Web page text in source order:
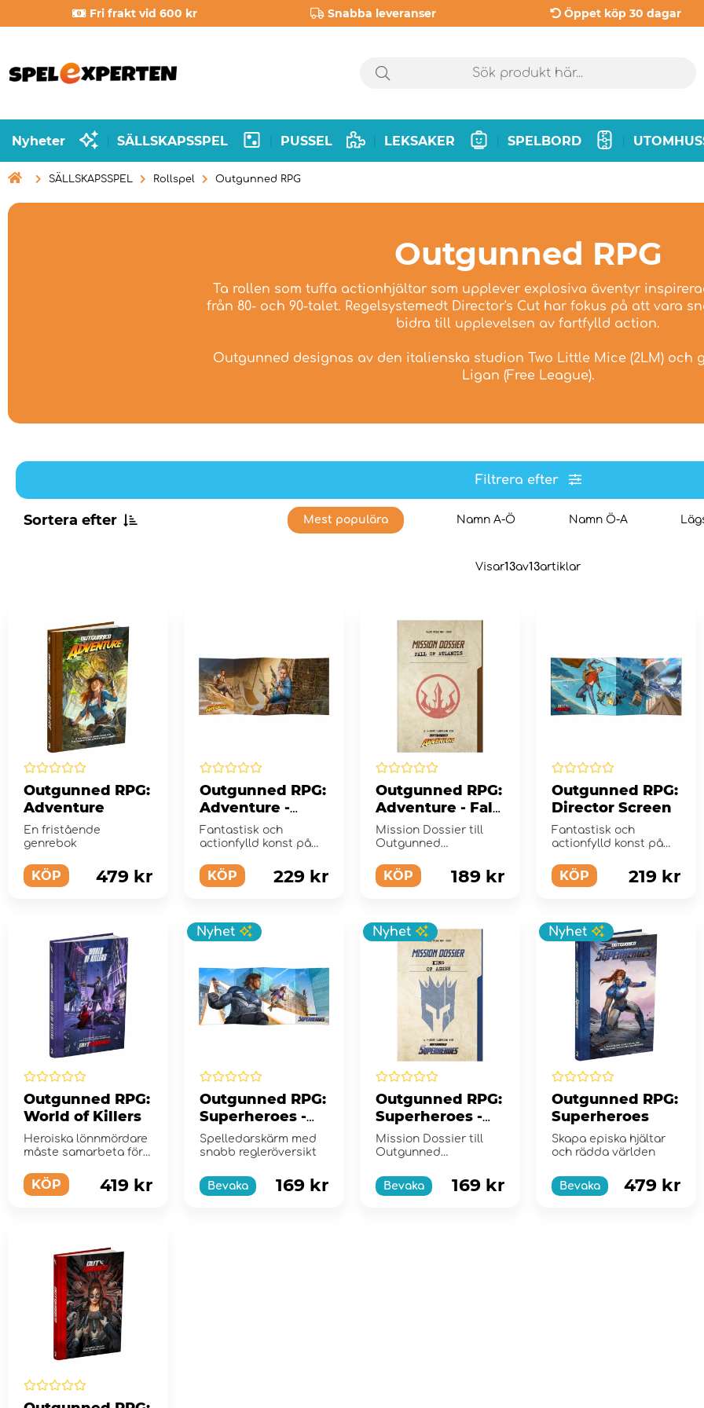
Fri frakt vid 600 kr Snabba leveranser Öppet köp 30 dagar
Nyheter SÄLLSKAPSSPEL PUSSEL LEKSAKER SPELBORD
 SÄLLSKAPSSPEL Rollspel Outgunned RPG
Outgunned RPG
Ta rollen som tuffa actionhjältar som upplever explosiva äventyr
från 80- och 90-talet. Regelsystemedt Director's Cut har fokus på att vara
bidra till upplevelsen av fartfylld action.
Outgunned designas av den italienska studion Two Little Mice (2LM) och
Ligan (Free League).
Filtrera efter
Sortera efter Mest populära Namn A-Ö Namn Ö-A
Visar13av13artiklar
Outgunned RPG:
Adventure
En fristående
genrebok
KÖP 479 kr
Outgunned RPG:
Adventure -
Director Screen
Fantastisk och
actionfylld konst på
KÖP 229 kr
Outgunned RPG:
Adventure - Fall
of Atlantis
Mission Dossier till
Outgunned
KÖP 189 kr
Outgunned RPG:
Director Screen
Fantastisk och
actionfylld konst på
KÖP 219 kr
Outgunned RPG:
World of Killers
Heroiska lönnmördare
måste samarbeta för
KÖP 419 kr
Nyhet
Outgunned RPG:
Superheroes -
Super Screen
Spelledarskärm med
snabb regleröversikt
Bevaka 169 kr
Nyhet
Outgunned RPG:
Superheroes -
King of Ashes
Mission Dossier till
Outgunned
Bevaka
169 kr
Nyhet
Outgunned RPG:
Superheroes
Skapa episka hjältar
och rädda världen
Bevaka 479 kr